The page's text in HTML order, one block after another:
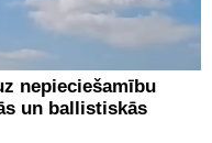
nepieciešamību
un ballistiskās